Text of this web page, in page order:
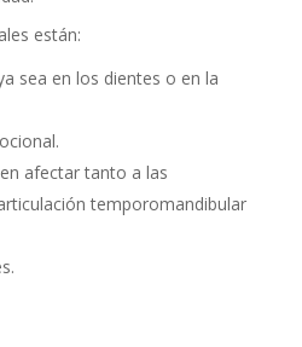
están:
sea en los dientes o en la
afectar tanto a las
temporomandibular